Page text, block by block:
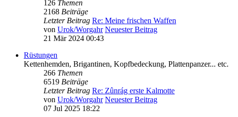
126 Themen
2168 Beiträge
Letzter Beitrag Re: Meine frischen Waffen
von Urok/Worgahr Neuester Beitrag
21 Mär 2024 00:43
Rüstungen
Kettenhemden, Brigantinen, Kopfbedeckung, Plattenpanzer... etc.
266 Themen
6519 Beiträge
Letzter Beitrag Re: Zûnrág erste Kalmotte
von Urok/Worgahr Neuester Beitrag
07 Jul 2025 18:22